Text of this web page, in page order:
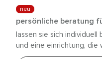
neu
persönliche beratung
lassen sie sich
und eine einrichtung, die